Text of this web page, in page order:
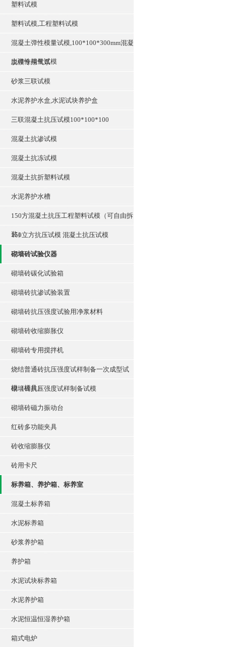
塑料试模
塑料试模,工程塑料试模
混凝土弹性模量试模,100*100*300mm混凝
土弹性模量试模
脱模专用气泵
砂浆三联试模
水泥养护水盒,水泥试块养护盒
三联混凝土抗压试模100*100*100
混凝土抗渗试模
混凝土抗冻试模
混凝土抗折塑料试模
水泥养护水槽
150方混凝土抗压工程塑料试模（可自由拆
装）
150立方抗压试模 混凝土抗压试模
砌墙砖试验仪器
砌墙砖碳化试验箱
砌墙砖抗渗试验装置
砌墙砖抗压强度试验用净浆材料
砌墙砖收缩膨胀仪
砌墙砖专用搅拌机
烧结普通砖抗压强度试样制备一次成型试
模（模具）
砌墙砖抗压强度试样制备试模
砌墙砖磁力振动台
红砖多功能夹具
砖收缩膨胀仪
砖用卡尺
标养箱、养护箱、标养室
混凝土标养箱
水泥标养箱
砂浆养护箱
养护箱
水泥试块标养箱
水泥养护箱
水泥恒温恒湿养护箱
箱式电炉